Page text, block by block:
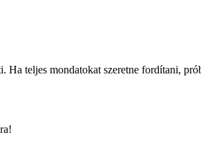
Ha teljes mondatokat szeretne fordítani,